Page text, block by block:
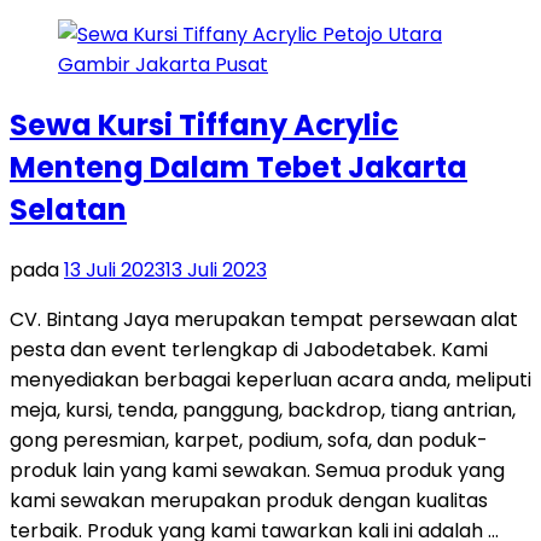
Sewa Kursi Tiffany Acrylic
Menteng Dalam Tebet Jakarta
Selatan
pada13 Juli 202313 Juli 2023
CV. Bintang Jaya merupakan tempat persewaan alat
pesta dan event terlengkap di Jabodetabek. Kami
menyediakan berbagai keperluan acara anda, meliputi
meja, kursi, tenda, panggung, backdrop, tiang antrian,
gong peresmian, karpet, podium, sofa, dan poduk-
produk lain yang kami sewakan. Semua produk yang
kami sewakan merupakan produk dengan kualitas
terbaik. Produk yang kami tawarkan kali ini adalah …